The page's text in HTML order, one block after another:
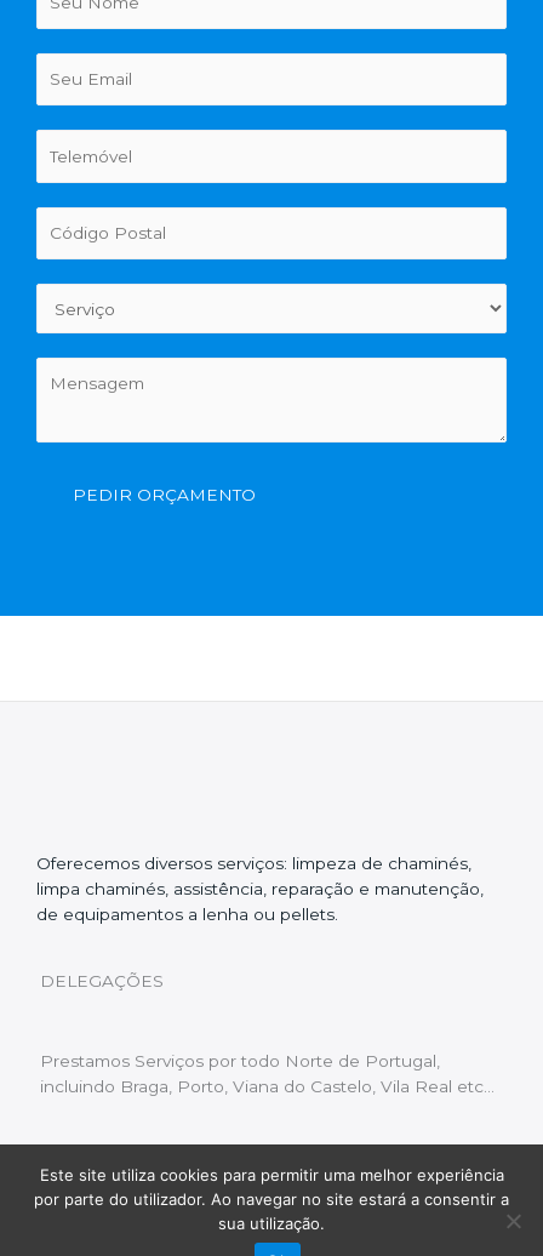
PEDIR ORÇAMENTO
Oferecemos diversos serviços: limpeza de chaminés,
limpa chaminés, assistência, reparação e manutenção,
de equipamentos a lenha ou pellets.
DELEGAÇÕES
Prestamos Serviços por todo Norte de Portugal,
incluindo Braga, Porto, Viana do Castelo, Vila Real etc…
Livro de Reclamações | Política de Privacidade
Copyright © 2022 Limpeza Chaminés | Desenvolvido
Fluxo Digital – a inovar a web
Este site utiliza cookies para permitir uma melhor experiência
por parte do utilizador. Ao navegar no site estará a consentir a
sua utilização.